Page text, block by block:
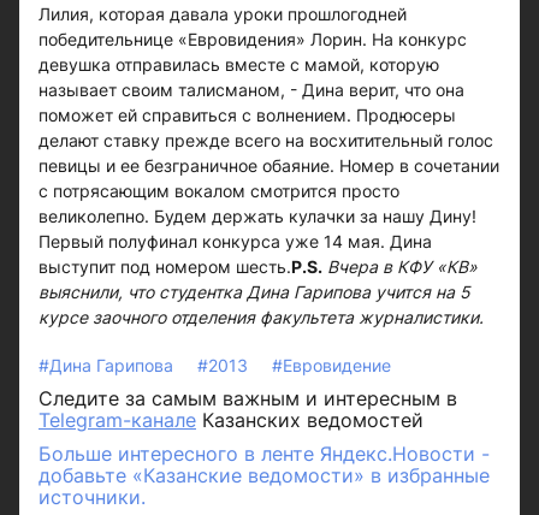
Лилия, которая давала уроки прошлогодней
победительнице «Евровидения» Лорин. На конкурс
девушка отправилась вместе с мамой, которую
называет своим талисманом, - Дина верит, что она
поможет ей справиться с волнением. Продюсеры
делают ставку прежде всего на восхитительный голос
певицы и ее безграничное обаяние. Номер в сочетании
с потрясающим вокалом смотрится просто
великолепно. Будем держать кулачки за нашу Дину!
Первый полуфинал конкурса уже 14 мая. Дина
выступит под номером шесть.P.S. Вчера в КФУ «КВ»
выяснили, что студентка Дина Гарипова учится на 5
курсе заочного отделения факультета журналистики.
#Дина Гарипова #2013 #Евровидение
Следите за самым важным и интересным в
Telegram-канале Казанских ведомостей
Больше интересного в ленте Яндекс.Новости -
добавьте «Казанские ведомости» в избранные
источники.